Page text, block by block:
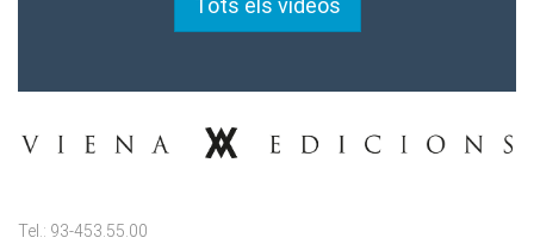
viena@vienaedicions.com